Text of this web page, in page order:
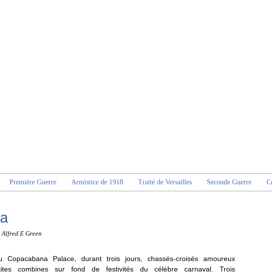
Première Guerre Armistice de 1918 Traité de Versailles Seconde Guerre
E Green
Palace, durant trois jours, chassés-croisés amoureux
combines sur fond de festivités du célèbre carnaval. Trois